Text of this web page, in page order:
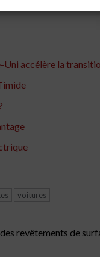
accélère la
voitures
revêtements de